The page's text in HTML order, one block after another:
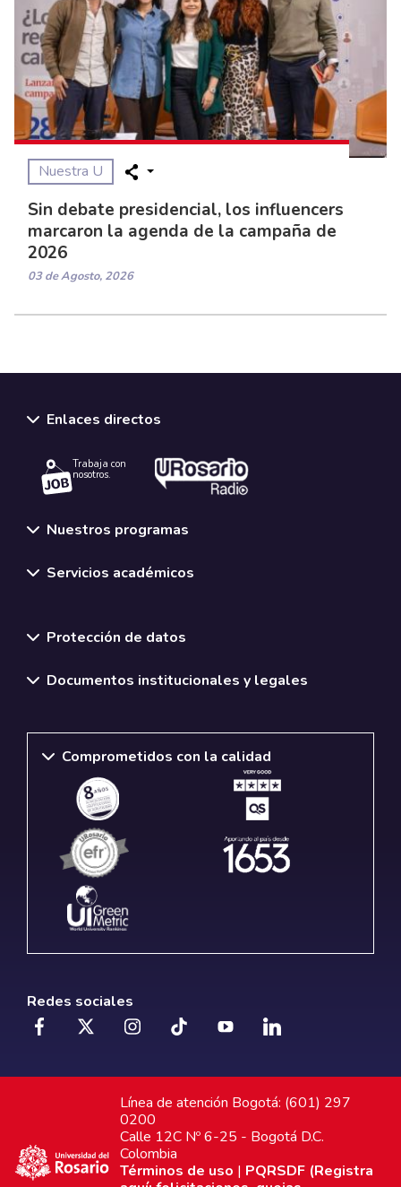
Nuestra U
Sin debate presidencial, los influencers
marcaron la agenda de la campaña de
2026
03 de Agosto, 2026
Enlaces directos
Trabaja con
nosotros.
Nuestros programas
Servicios académicos
Protección de datos
Documentos institucionales y legales
Comprometidos con la calidad
Redes sociales
Línea de atención Bogotá: (601) 297
0200
Calle 12C Nº 6-25 - Bogotá D.C.
Colombia
Términos de uso | PQRSDF (Registra